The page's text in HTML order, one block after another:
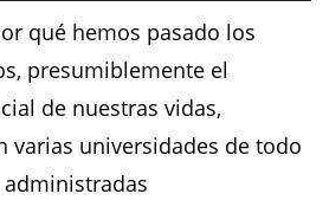
qué hemos pasado los
presumiblemente el
de nuestras vidas,
varias universidades de todo
administradas